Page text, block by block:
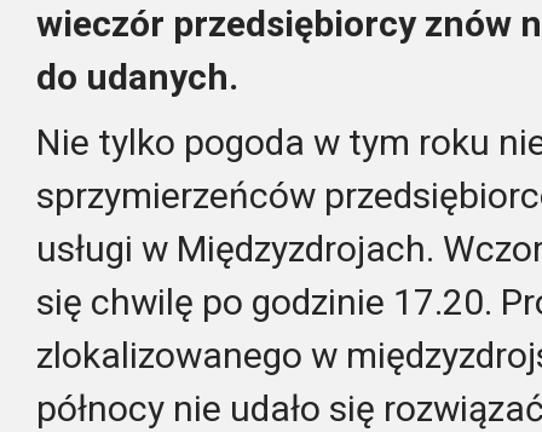
wieczór przedsiębiorcy znów
do udanych.
Nie tylko pogoda w tym roku
sprzymierzeńców
usługi w Międzyzdrojach.
się chwilę po godzinie 17.20.
zlokalizowanego w
północy nie udało się